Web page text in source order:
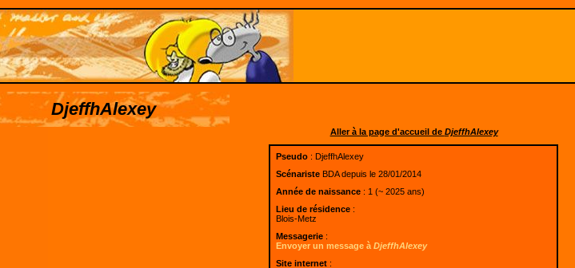
DjeffhAlexey
Aller à la page d'accueil de DjeffhAlexey
Pseudo: DjeffhAlexey
ScénaristeBDA depuis le 28/01/2014
Année de naissance: 1 (~ 2025 ans)
Lieu de résidence:
Blois-Metz
Messagerie:
Envoyer un message à DjeffhAlexey
Site internet: